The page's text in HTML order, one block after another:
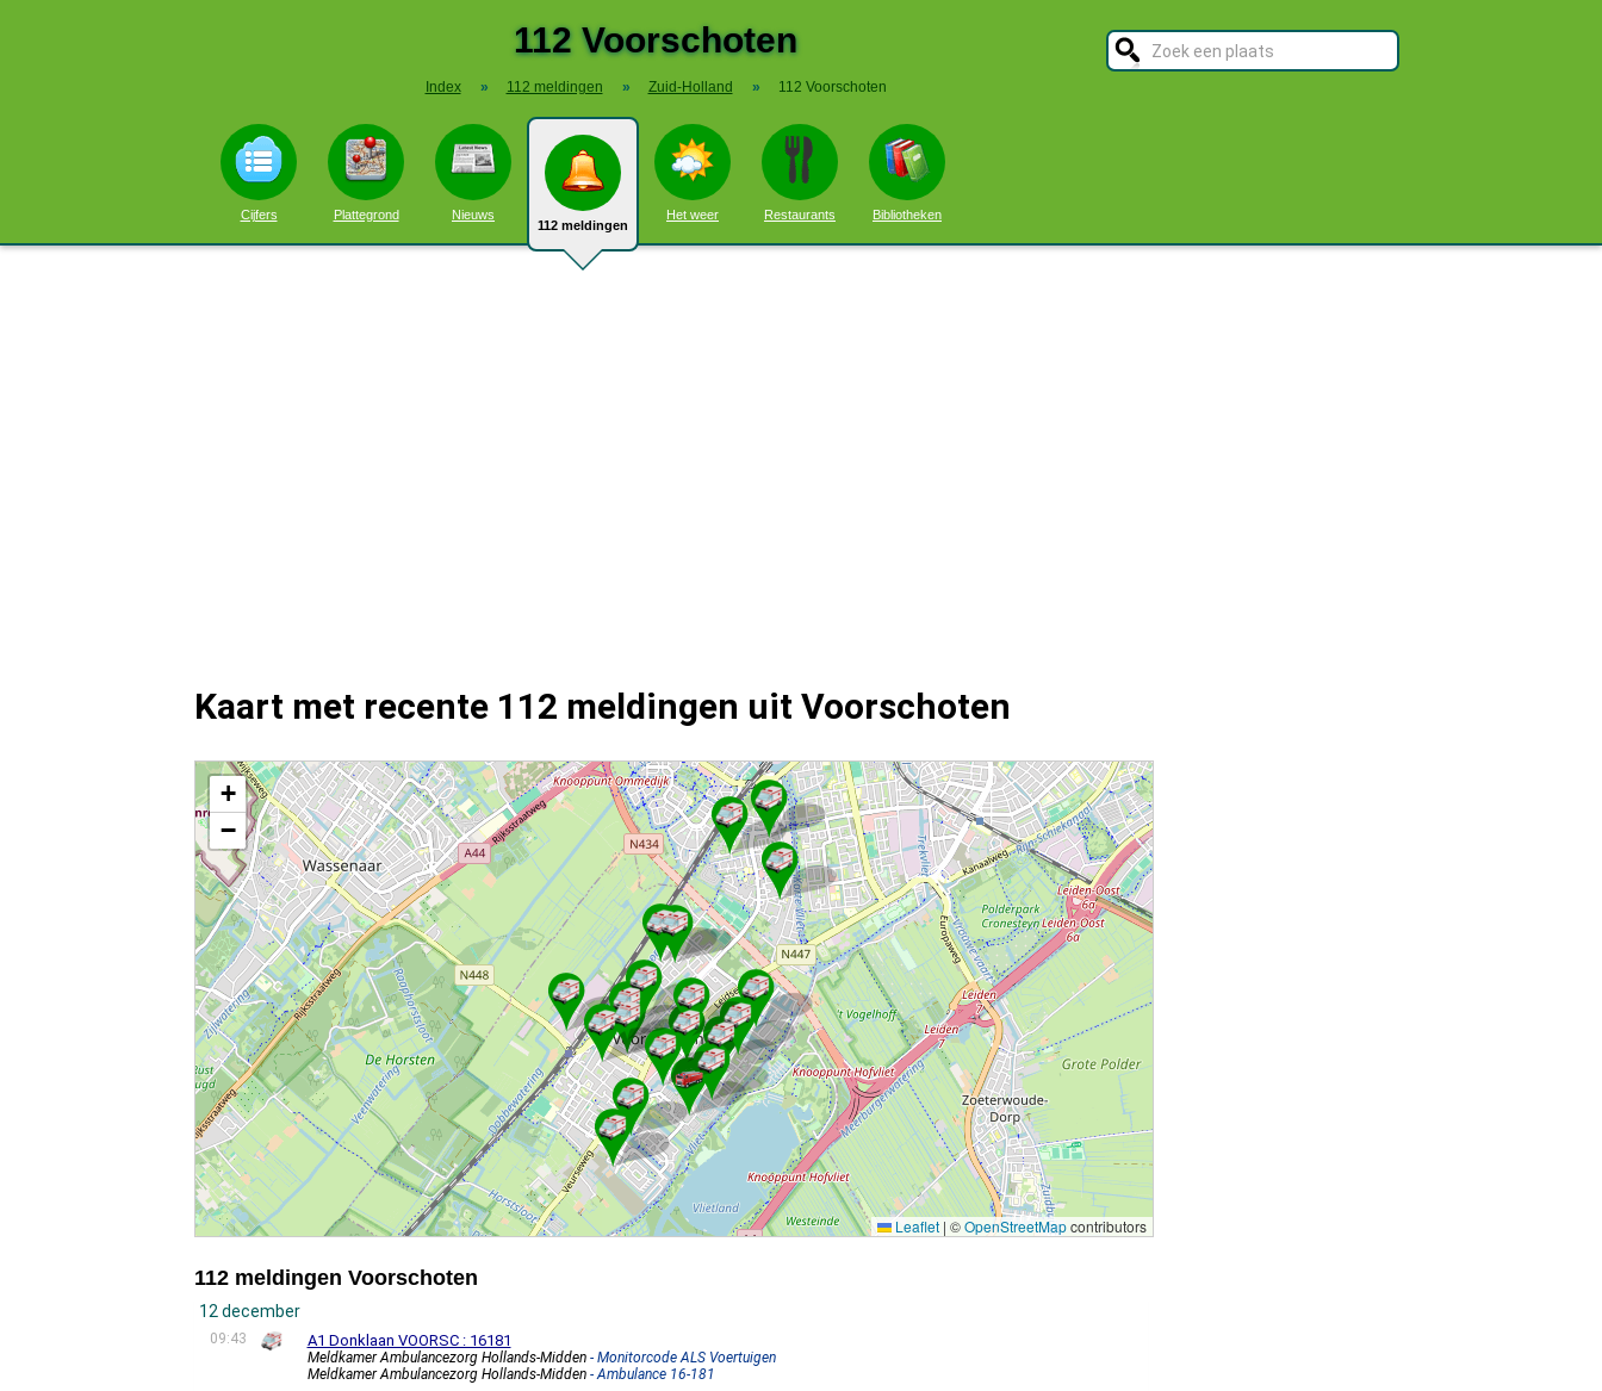
112 Voorschoten
Index » 112 meldingen » Zuid-Holland » 112 Voorschoten
Cijfers Plattegrond Nieuws
112 meldingen
Het weer Restaurants Bibliotheken
Kaart met recente 112 meldingen uit Voorschoten
Kaart Voorschoten met de meest recente 112 meldingen.
+
−
Leaflet | ©OpenStreetMapcontributors
112 meldingen Voorschoten
12 december
09:43 A1 Donklaan VOORSC : 16181
Meldkamer Ambulancezorg Hollands-Midden - Monitorcode ALS Voertuigen
Meldkamer Ambulancezorg Hollands-Midden - Ambulance 16-181